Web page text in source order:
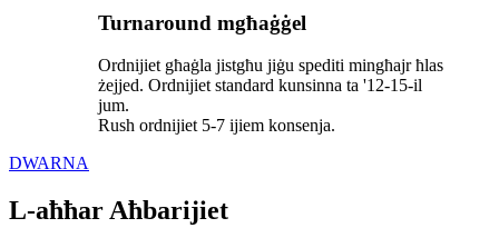
Turnaround mgħaġġel
Ordnijiet għaġla jistgħu jiġu spediti mingħajr ħlas
żejjed. Ordnijiet standard kunsinna ta '12-15-il
jum.
Rush ordnijiet 5-7 ijiem konsenja.
DWARNA
L-aħħar Aħbarijiet